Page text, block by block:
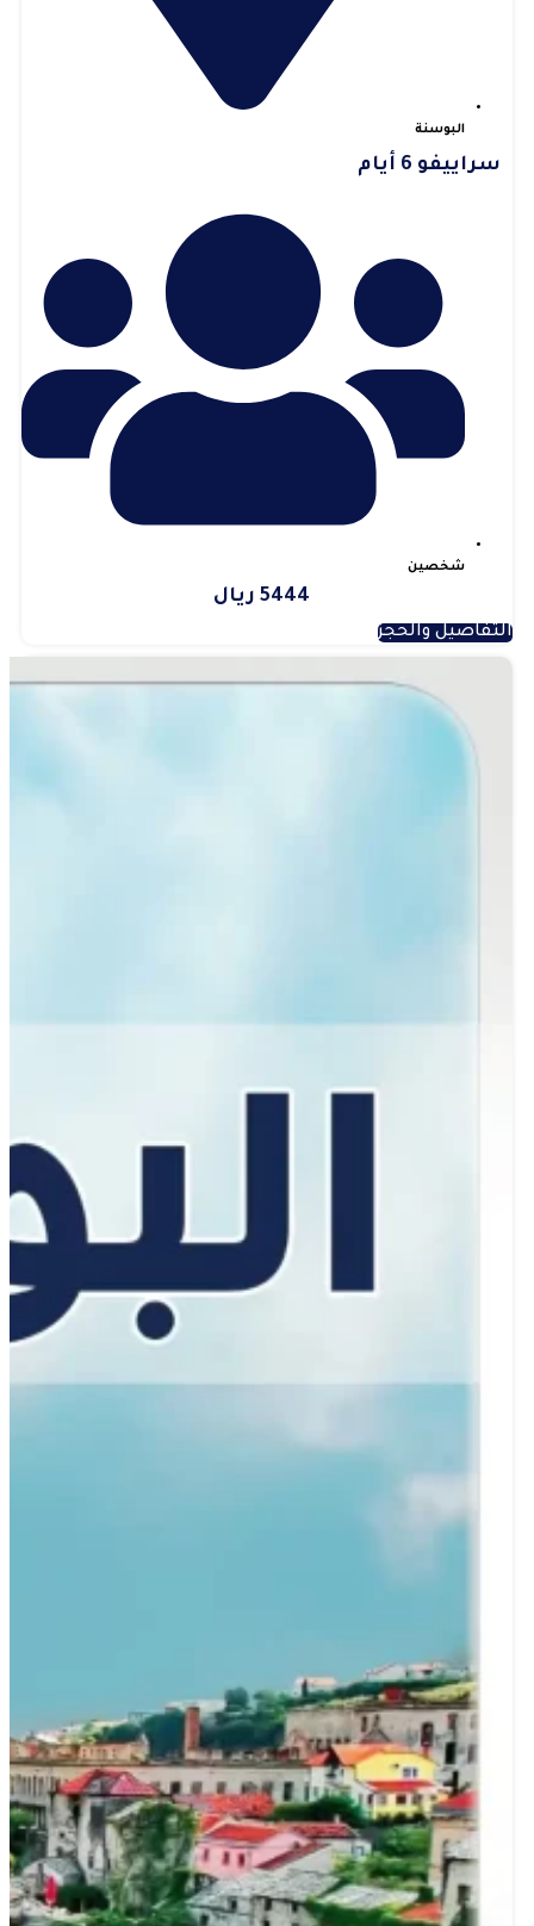
البوسنة
سراييفو 6 أيام
شخصين
5444 ريال
التفاصيل والحجز